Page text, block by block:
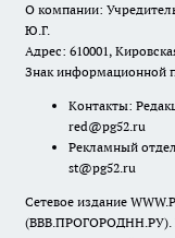
О компании:
Ю.Г.
Адрес: 610001,
Знак информационной
Контакты:
red@pg52.ru
Рекламный
st@pg52.ru
Сетевое издание
(ВВВ.ПРОГОРОДНН.РУ).